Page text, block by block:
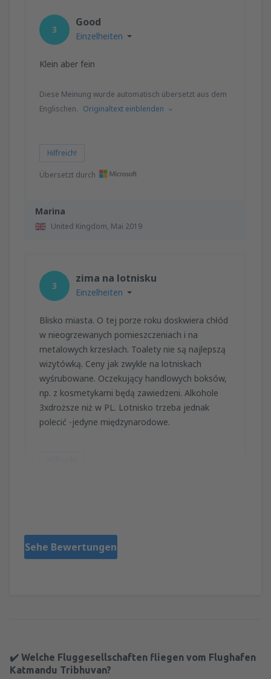
Marina
United Kingdom, Mai 2019
3
Good
Einzelheiten
Klein aber fein
Diese Meinung wurde automatisch übersetzt aus dem
Englischen. Originaltext einblenden
Hilfreich!
Übersetzt durch
3
zima na lotnisku
Einzelheiten
Blisko miasta. O tej porze roku doskwiera chłód
w nieogrzewanych pomieszczeniach i na
metalowych krzesłach. Toalety nie są najlepszą
wizytówką. Ceny jak zwykle na lotniskach
wyśrubowane. Oczekujący handlowych boksów,
np. z kosmetykami będą zawiedzeni. Alkohole
3xdroższe niż w PL. Lotnisko trzeba jednak
polecić -jedyne międzynarodowe.
Sehe Bewertungen
✔️ Welche Fluggesellschaften fliegen vom Flughafen
Katmandu Tribhuvan?